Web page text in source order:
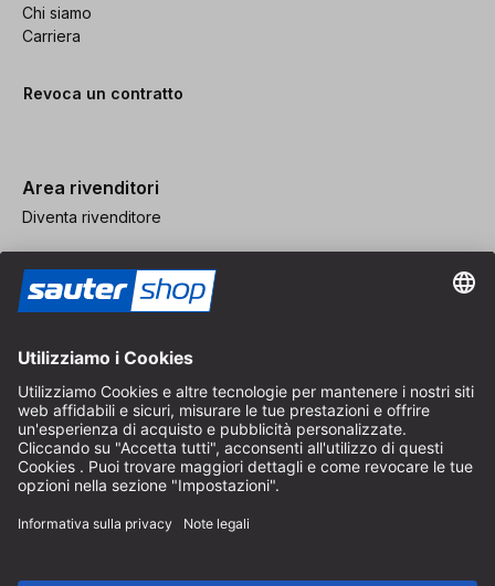
Chi siamo
Carriera
Revoca un contratto
Area rivenditori
Diventa rivenditore
CGV
Protezione dei Dati
Impostazioni dei Cookie
della Germania per pacchi di dimensioni standard, esclusi articoli